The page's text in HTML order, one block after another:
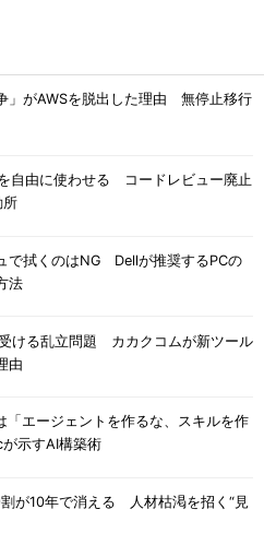
」がAWSを脱出した理由 無停止移行
自由に使わせる コードレビュー廃止
所
で拭くのはNG Dellが推奨するPCの
法
ける乱立問題 カカクコムが新ツール
由
「エージェントを作るな、スキルを作
示すAI構築術
が10年で消える 人材枯渇を招く“見